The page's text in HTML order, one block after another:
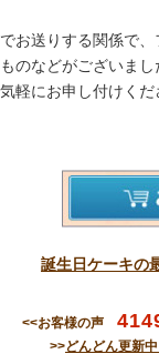
お送りする関係で
のなどがございま
軽にお申し付けくだ
誕生日ケーキの
<<お客様の声
>>どんどん更新